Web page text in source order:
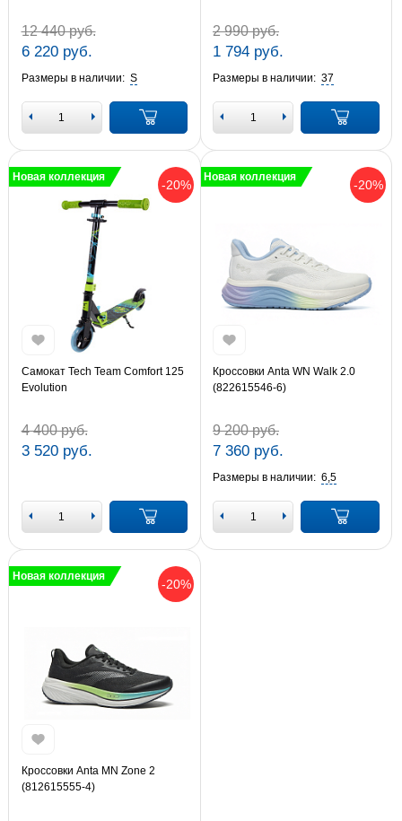
12 440 руб.
6 220 руб.
Размеры в наличии: S
2 990 руб.
1 794 руб.
Размеры в наличии: 37
-20%
Новая коллекция
Самокат Tech Team Comfort 125
Evolution
4 400 руб.
3 520 руб.
-20%
Новая коллекция
Кроссовки Anta WN Walk 2.0
(822615546-6)
9 200 руб.
7 360 руб.
Размеры в наличии: 6,5
-20%
Новая коллекция
Кроссовки Anta MN Zone 2
(812615555-4)